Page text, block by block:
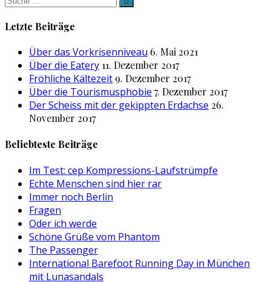
nach:
Letzte Beiträge
Über das Vorkrisenniveau 6. Mai 2021
Über die Eatery 11. Dezember 2017
Fröhliche Kältezeit 9. Dezember 2017
Über die Tourismusphobie 7. Dezember 2017
Der Scheiss mit der gekippten Erdachse 26.
November 2017
Beliebteste Beiträge
Im Test: cep Kompressions-Laufstrümpfe
Echte Menschen sind hier rar
Immer noch Berlin
Fragen
Oder ich werde
Schöne Grüße vom Phantom
The Passenger
International Barefoot Running Day in München
mit Lunasandals